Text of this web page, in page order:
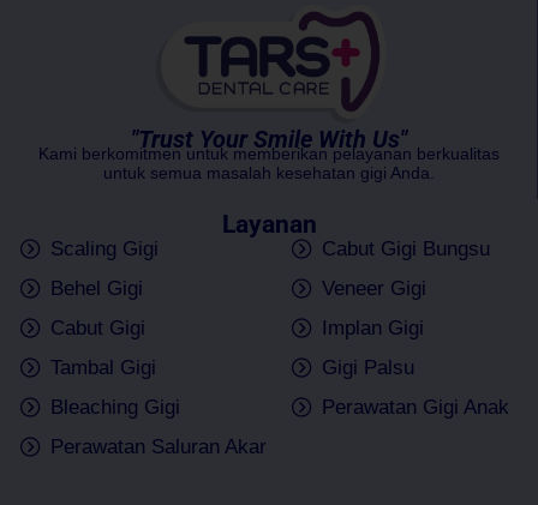
"Trust Your Smile With Us"
Kami berkomitmen untuk memberikan pelayanan berkualitas
untuk semua masalah kesehatan gigi Anda.
Layanan
Scaling Gigi
Behel Gigi
Cabut Gigi
Tambal Gigi
Bleaching Gigi
Perawatan Saluran Akar
Cabut Gigi Bungsu
Veneer Gigi
Implan Gigi
Gigi Palsu
Perawatan Gigi Anak